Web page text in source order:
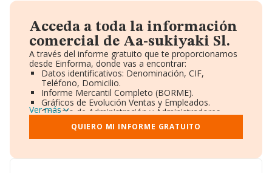
Acceda a toda la información
comercial de Aa-sukiyaki Sl.
A través del informe gratuito que te proporcionamos
desde Einforma, donde vas a encontrar:
Datos identificativos: Denominación, CIF,
Teléfono, Domicilio.
Informe Mercantil Completo (BORME).
Gráficos de Evolución Ventas y Empleados.
Consejo de Administración y Administradores.
Directivos y Ejecutivos.
Accionistas.
Participaciones y Vinculaciones en otras empresas.
Información oficial y registral complementaria.
Ver más
QUIERO MI INFORME GRATUITO